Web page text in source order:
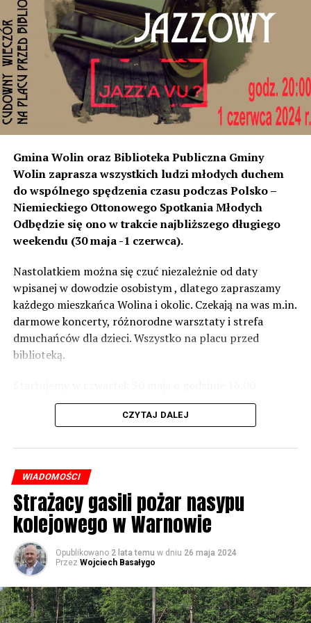
miejscowości od strony Świnoujścia, czyli tam
rozumiemy, że natężenie dźwięku wystarczyło do ich
instalacji, to na tym odcinku generują dokładnie ten sam
poziom dźwięku co tam. Sprawdzałyśmy, że odległość
naszych nieruchomości od drogi jest taka sama, a nawet
w stosunku do niektórych mniejsza niż tych, które są na
początku miejscowości chronione ekranami – mówi
Jolanta Podhajska.
Przedstawiciel GDDKiA mówi, że po roku od oddania
inwestycji będzie przeprowadzona ponowna analiza
hałasu, jeśli decybeli będzie więcej niż sądzono –
wówczas ekrany zostaną zamontowane.
– Jeżeli wyjdzie na to, że są przekroczone normy, to
zabezpieczeń. Dopóki nie będzie tych przekroczonych
norm dopuszczalnego hałasu, no to nie możemy nic
zrobić. Tam są odpowiednie normy – 61 i 56 decybeli –
zaznacza.
Foto: Wojciech Basałygo
Gmina Wolin oraz Biblioteka Publiczna Gminy
Wolin zaprasza wszystkich ludzi młodych duchem
do wspólnego spędzenia czasu podczas Polsko –
Niemieckiego Ottonowego Spotkania Młodych
Odbędzie się ono w trakcie najbliższego długiego
weekendu (30 maja -1 czerwca).
Nastolatkiem można się czuć niezależnie od daty
wpisanej w dowodzie osobistym , dlatego zapraszamy
każdego mieszkańca Wolina i okolic. Czekają na was m.in.
darmowe koncerty, różnorodne warsztaty i strefa
dmuchańców dla dzieci. Wszystko na placu przed
biblioteką.
występami zespołów „Yellow” i „Specyficzni”.
CZYTAJ DALEJ
WIADOMOŚCI
Strażacy gasili pożar nasypu
kolejowego w Warnowie
Opublikowano 2 lata temu w dniu 26 maja 2024
Przez Wojciech Basałygo